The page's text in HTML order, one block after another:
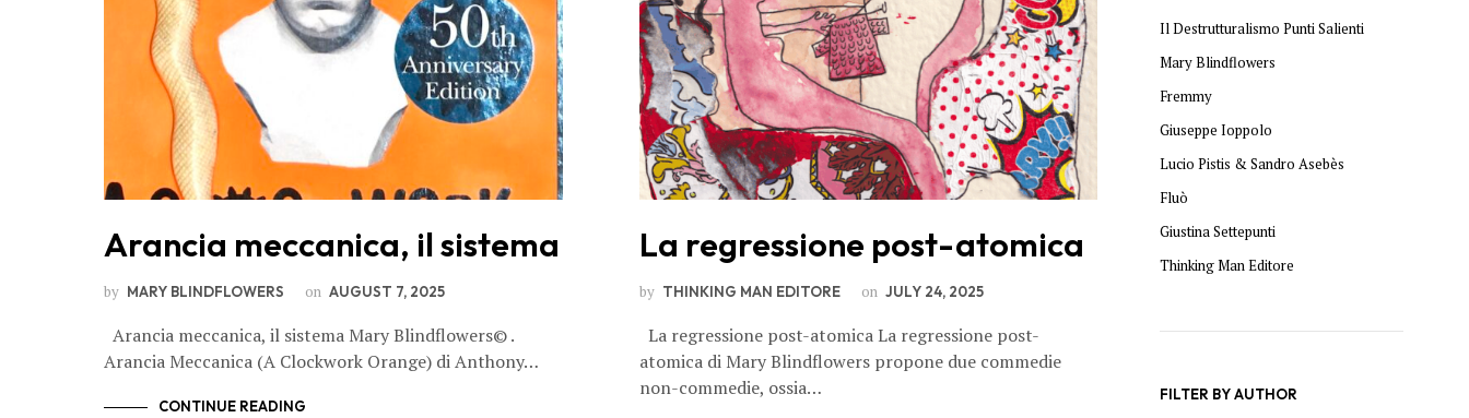
Arancia meccanica, il sistema
by MARY BLINDFLOWERS on AUGUST 7, 2025
Arancia meccanica, il sistema Mary Blindflowers© .
Arancia Meccanica (A Clockwork Orange) di Anthony…
CONTINUE READING
La regressione post-atomica
by THINKING MAN EDITORE on JULY 24, 2025
La regressione post-atomica La regressione post-
atomica di Mary Blindflowers propone due commedie
non-commedie, ossia…
Il Destrutturalismo Punti Salienti
Mary Blindflowers
Fremmy
Giuseppe Ioppolo
Lucio Pistis & Sandro Asebès
Fluò
Giustina Settepunti
Thinking Man Editore
FILTER BY AUTHOR